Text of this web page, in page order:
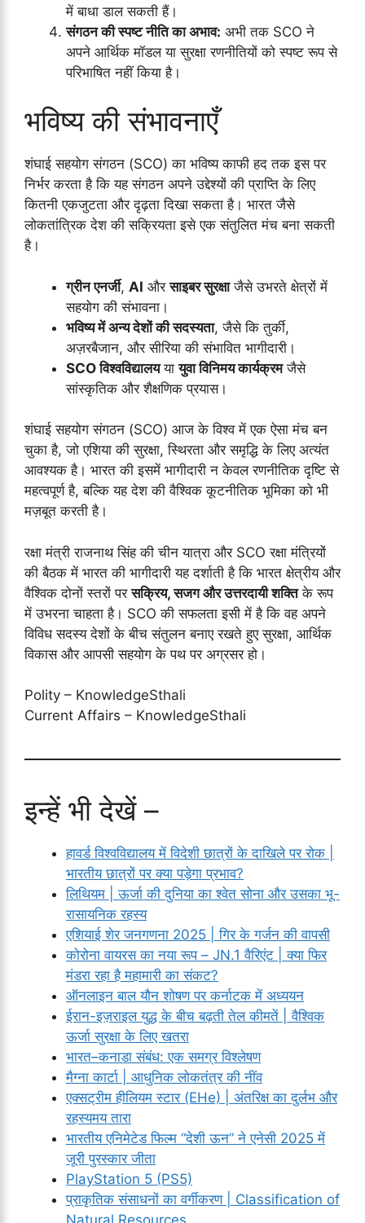
में बाधा डाल सकती हैं।
संगठन की स्पष्ट नीति का अभाव: अभी तक SCO ने
अपने आर्थिक मॉडल या सुरक्षा रणनीतियों को स्पष्ट रूप से
परिभाषित नहीं किया है।
भविष्य की संभावनाएँ
शंघाई सहयोग संगठन (SCO) का भविष्य काफी हद तक इस पर
निर्भर करता है कि यह संगठन अपने उद्देश्यों की प्राप्ति के लिए
कितनी एकजुटता और दृढ़ता दिखा सकता है। भारत जैसे
लोकतांत्रिक देश की सक्रियता इसे एक संतुलित मंच बना सकती
है।
ग्रीन एनर्जी, AI औरसाइबर सुरक्षाजैसे उभरते क्षेत्रों में
सहयोग की संभावना।
भविष्य में अन्य देशों की सदस्यता, जैसे कि तुर्की,
अज़रबैजान, और सीरिया की संभावित भागीदारी।
SCO विश्वविद्यालययायुवा विनिमय कार्यक्रमजैसे
सांस्कृतिक और शैक्षणिक प्रयास।
शंघाई सहयोग संगठन (SCO) आज के विश्व में एक ऐसा मंच बन
चुका है, जो एशिया की सुरक्षा, स्थिरता और समृद्धि के लिए अत्यंत
आवश्यक है। भारत की इसमें भागीदारी न केवल रणनीतिक दृष्टि से
महत्वपूर्ण है, बल्कि यह देश की वैश्विक कूटनीतिक भूमिका को भी
मज़बूत करती है।
रक्षा मंत्री राजनाथ सिंह की चीन यात्रा और SCO रक्षा मंत्रियों
की बैठक में भारत की भागीदारी यह दर्शाती है कि भारत क्षेत्रीय और
वैश्विक दोनों स्तरों परसक्रिय, सजग और उत्तरदायी शक्तिके रूप
में उभरना चाहता है। SCO की सफलता इसी में है कि वह अपने
विविध सदस्य देशों के बीच संतुलन बनाए रखते हुए सुरक्षा, आर्थिक
विकास और आपसी सहयोग के पथ पर अग्रसर हो।
Polity – KnowledgeSthali
Current Affairs – KnowledgeSthali
इन्हें भी देखें –
हावर्ड विश्वविद्यालय में विदेशी छात्रों के दाखिले पर रोक |
भारतीय छात्रों पर क्या पड़ेगा प्रभाव?
लिथियम | ऊर्जा की दुनिया का श्वेत सोना और उसका भू-
रासायनिक रहस्य
एशियाई शेर जनगणना 2025 | गिर के गर्जन की वापसी
कोरोना वायरस का नया रूप – JN.1 वैरिएंट | क्या फिर
मंडरा रहा है महामारी का संकट?
ऑनलाइन बाल यौन शोषण पर कर्नाटक में अध्ययन
ईरान-इज़राइल युद्ध के बीच बढ़ती तेल कीमतें | वैश्विक
ऊर्जा सुरक्षा के लिए खतरा
भारत–कनाडा संबंध: एक समग्र विश्लेषण
मैग्ना कार्टा | आधुनिक लोकतंत्र की नींव
एक्सट्रीम हीलियम स्टार (EHe) | अंतरिक्ष का दुर्लभ और
रहस्यमय तारा
भारतीय एनिमेटेड फिल्म “देशी ऊन” ने एनेसी 2025 में
जूरी पुरस्कार जीता
PlayStation 5 (PS5)
प्राकृतिक संसाधनों का वर्गीकरण | Classification of